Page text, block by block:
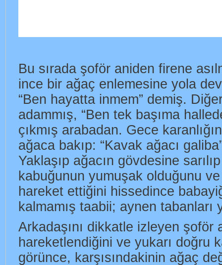
Bu sırada şoför aniden firene
ince bir ağaç enlemesine yola
“Ben hayatta inmem” demiş.
adammış, “Ben tek başıma
çıkmış arabadan. Gece
ağaca bakıp: “Kavak ağacı
Yaklaşıp ağacın gövdesine
kabuğunun yumuşak olduğunu ve
hareket ettiğini hissedince
kalmamış taabii; aynen tabanları
Arkadaşını dikkatle izleyen şoför
hareketlendiğini ve yukarı doğru
görünce, karşısındakinin ağaç